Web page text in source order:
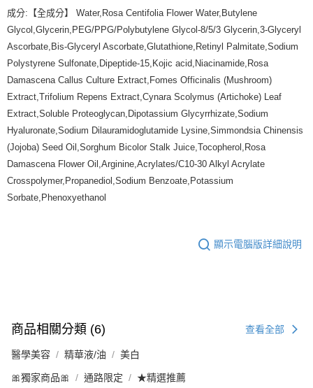
成分:【全成分】 Water,Rosa Centifolia Flower Water,Butylene
Glycol,Glycerin,PEG/PPG/Polybutylene Glycol-8/5/3 Glycerin,3-Glyceryl
Ascorbate,Bis-Glyceryl Ascorbate,Glutathione,Retinyl Palmitate,Sodium
Polystyrene Sulfonate,Dipeptide-15,Kojic acid,Niacinamide,Rosa
Damascena Callus Culture Extract,Fomes Officinalis (Mushroom)
Extract,Trifolium Repens Extract,Cynara Scolymus (Artichoke) Leaf
Extract,Soluble Proteoglycan,Dipotassium Glycyrrhizate,Sodium
Hyaluronate,Sodium Dilauramidoglutamide Lysine,Simmondsia Chinensis
(Jojoba) Seed Oil,Sorghum Bicolor Stalk Juice,Tocopherol,Rosa
Damascena Flower Oil,Arginine,Acrylates/C10-30 Alkyl Acrylate
Crosspolymer,Propanediol,Sodium Benzoate,Potassium
Sorbate,Phenoxyethanol
顯示電腦版詳細說明
商品相關分類 (6) 查看全部
醫學美容 精華液/油 美白
🎀獨家商品🎀 通路限定 ★精選推薦